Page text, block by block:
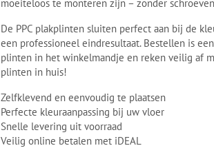
moeiteloos te monteren zijn – zonder
De PPC plakplinten sluiten perfect aan bij de
een professioneel eindresultaat. Bestellen is
plinten in het winkelmandje en reken veilig af
plinten in huis!
Zelfklevend en eenvoudig te plaatsen
Perfecte kleuraanpassing bij uw vloer
Snelle levering uit voorraad
Veilig online betalen met iDEAL